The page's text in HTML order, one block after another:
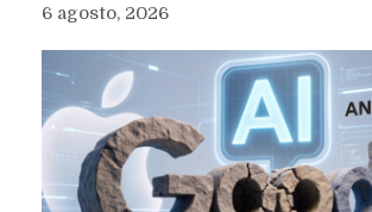
6 agosto, 2026